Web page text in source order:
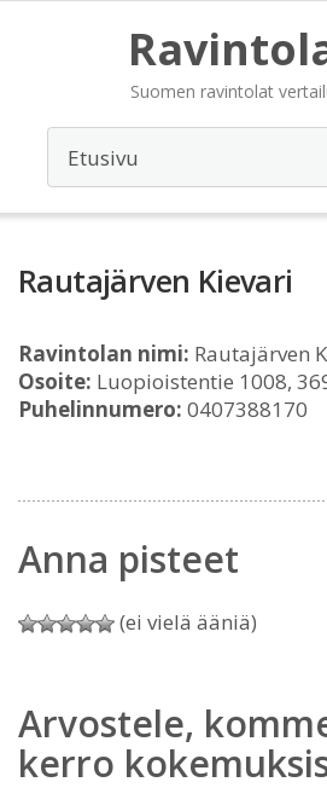
Suomen ravintolat
Rautajärven Kievari
Ravintolan nimi: Rautajärven
Osoite: Luopioistentie 1008,
Puhelinnumero: 0407388170
Anna pisteet
(ei vielä ääniä)
Arvostele,
kerro